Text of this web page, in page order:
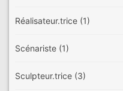
Réalisateur.trice (1)
Scénariste (1)
Sculpteur.trice (3)